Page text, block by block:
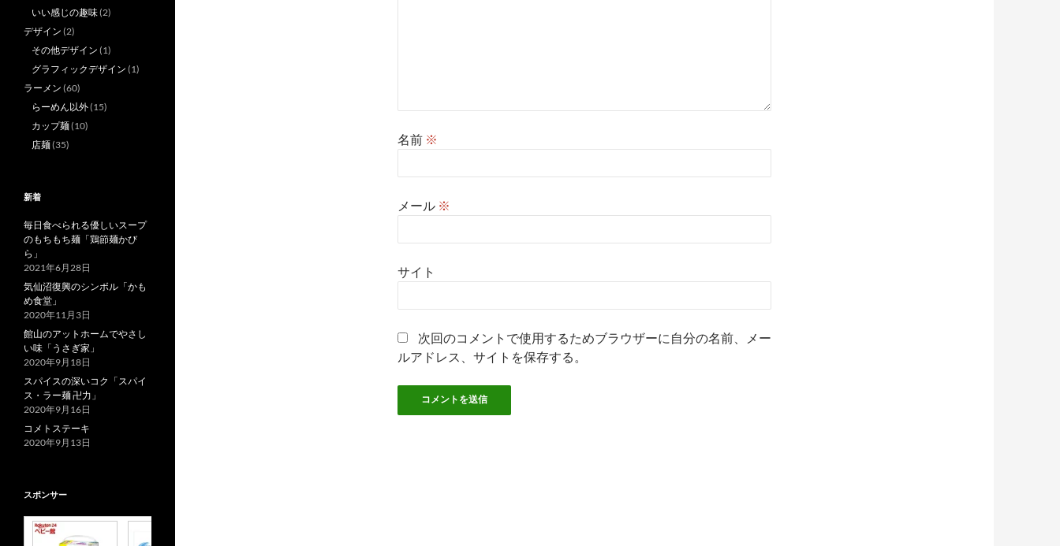
名前 ※
メール ※
サイト
次回のコメントで使用するためブラウザーに自分の名前、メー
ルアドレス、サイトを保存する。
いい感じの趣味(2)
デザイン (2)
その他デザイン (1)
グラフィックデザイン (1)
ラーメン (60)
らーめん以外(15)
カップ麺(10)
店麺(35)
新着
毎日食べられる優しいスープ
のもちもち麺「鶏節麺かび
ら」
2021年6月28日
気仙沼復興のシンボル「かも
め食堂」
2020年11月3日
館山のアットホームでやさし
い味「うさぎ家」
2020年9月18日
スパイスの深いコク「スパイ
ス・ラー麺 卍力」
2020年9月16日
コメトステーキ
2020年9月13日
スポンサー